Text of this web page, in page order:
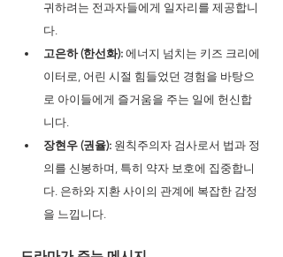
귀하려는 전과자들에게 일자리를 제공합니
다.
고은하 (한선화): 에너지 넘치는 키즈 크리에
이터로, 어린 시절 힘들었던 경험을 바탕으
로 아이들에게 즐거움을 주는 일에 헌신합
니다.
장현우 (권율): 원칙주의자 검사로서 법과 정
의를 신봉하며, 특히 약자 보호에 집중합니
다. 은하와 지환 사이의 관계에 복잡한 감정
을 느낍니다.